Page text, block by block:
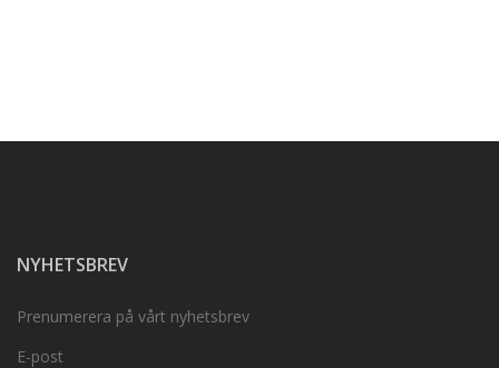
NYHETSBREV
Prenumerera på vårt nyhetsbrev
E-post